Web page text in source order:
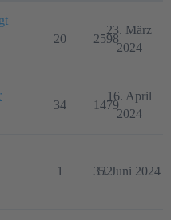
20 2598
23. März
2024
34 1479
16. April
2024
1 332
5. Juni 2024